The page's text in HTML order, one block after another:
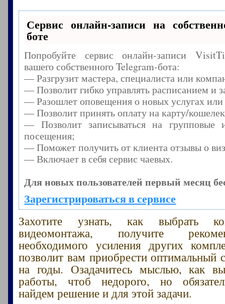
Сервис онлайн-записи на
боте
Попробуйте сервис онлайн-записи
вашего собственного Telegram-бота:
— Разгрузит мастера, специалиста или
— Позволит гибко управлять расписанием и
— Разошлет оповещения о новых услугах
— Позволит принять оплату на карту/
— Позволит записываться на групповые
посещения;
— Поможет получить от клиента отзывы о
— Включает в себя сервис чаевых.
Для новых пользователей первый месяц
Зарегистрироваться в сервисе
Захотите узнать, как выбрать
видеомонтажа, получите
необходимого усиления других
позволит вам приобрести оптимальный
на годы. Озадачитесь мыслью, как
работы, чтоб недорого, но
найдем решение и для этой задачи.